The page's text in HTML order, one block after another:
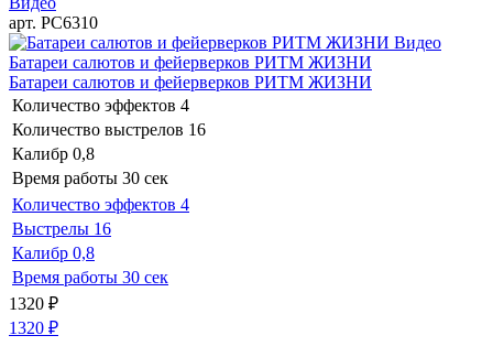
арт. РС6310
Видео
Батареи салютов и фейерверков РИТМ ЖИЗНИ
Батареи салютов и фейерверков РИТМ ЖИЗНИ
Количество эффектов 4
Количество выстрелов 16
Калибр 0,8
Время работы 30 сек
Количество эффектов 4
Выстрелы 16
Калибр 0,8
Время работы 30 сек
1320 ₽
1320 ₽